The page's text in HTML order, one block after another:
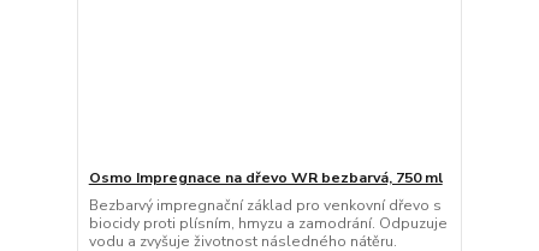
Osmo Impregnace na dřevo WR bezbarvá, 750 ml
Bezbarvý impregnační základ pro venkovní dřevo s
biocidy proti plísním, hmyzu a zamodrání. Odpuzuje
vodu a zvyšuje životnost následného nátěru.